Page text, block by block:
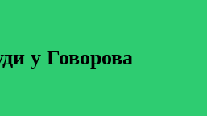
у Говорова